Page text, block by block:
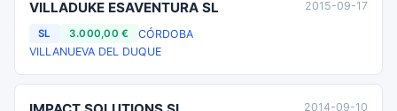
VILLADUKE ESAVENTURA SL
SL 3.000,00 €
CÓRDOBA
VILLANUEVA DEL DUQUE
2015-09-17
2014-09-10